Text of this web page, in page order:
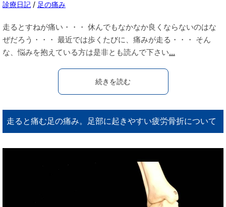
診療日記 / 足の痛み
走るとすねが痛い・・・ 休んでもなかなか良くならないのはな
ぜだろう・・・ 最近では歩くたびに、痛みが走る・・・ そん
な、悩みを抱えている方は是非とも読んで下さい...
続きを読む
走ると痛む足の痛み。足部に起きやすい疲労骨折について